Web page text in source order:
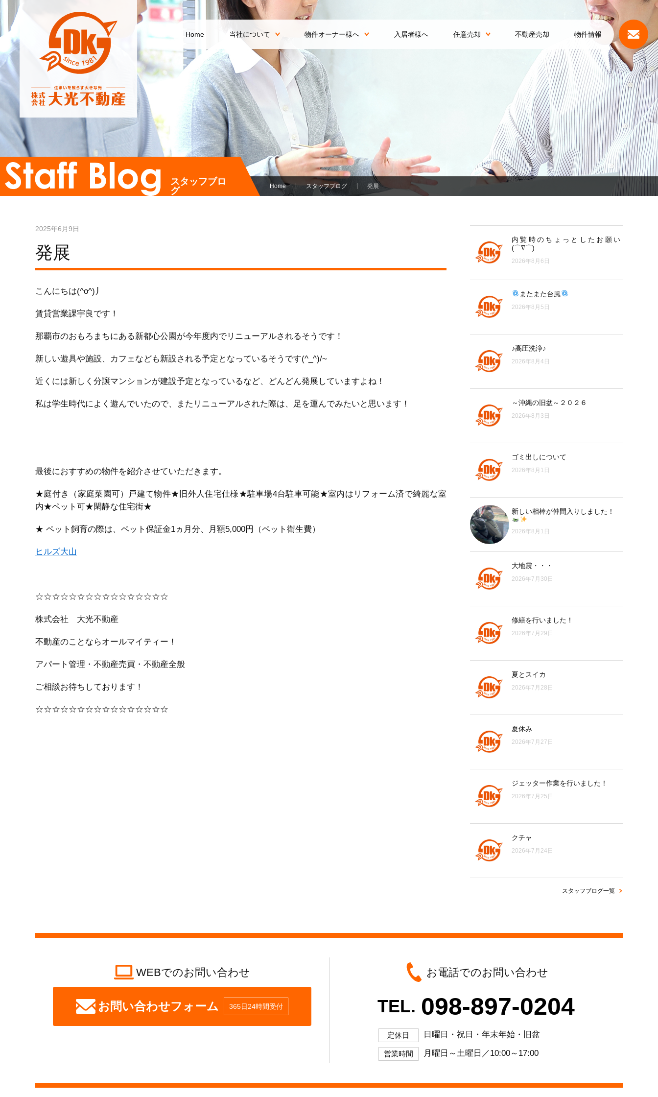
Home 当社について 物件オーナー様へ 入居者様へ 任意売却 不動産売却 物件情報
スタッフブロ
グ
Home スタッフブログ 発展
2025年6月9日
発展
こんにちは(^o^)丿
賃貸営業課宇良です！
那覇市のおもろまちにある新都心公園が今年度内でリニューアルされるそうです！
新しい遊具や施設、カフェなども新設される予定となっているそうです(^_^)/~
近くには新しく分譲マンションが建設予定となっているなど、どんどん発展していますよね！
私は学生時代によく遊んでいたので、またリニューアルされた際は、足を運んでみたいと思います！
最後におすすめの物件を紹介させていただきます。
★庭付き（家庭菜園可）戸建て物件★旧外人住宅仕様★駐車場4台駐車可能★室内はリフォーム済で綺麗な室
内★ペット可★閑静な住宅街★
★ ペット飼育の際は、ペット保証金1ヵ月分、月額5,000円（ペット衛生費）
ヒルズ大山
☆☆☆☆☆☆☆☆☆☆☆☆☆☆☆☆
株式会社 大光不動産
不動産のことならオールマイティー！
アパート管理・不動産売買・不動産全般
ご相談お待ちしております！
☆☆☆☆☆☆☆☆☆☆☆☆☆☆☆☆
内覧時のちょっとしたお願い
(⌒∇⌒)
2026年8月6日
またまた台風
2026年8月5日
♪高圧洗浄♪
2026年8月4日
～沖縄の旧盆～２０２６
2026年8月3日
ゴミ出しについて
2026年8月1日
新しい相棒が仲間入りしました！
2026年8月1日
大地震・・・
2026年7月30日
修繕を行いました！
2026年7月29日
夏とスイカ
2026年7月28日
夏休み
2026年7月27日
ジェッター作業を行いました！
2026年7月25日
クチャ
2026年7月24日
スタッフブログ一覧
WEBでのお問い合わせ
お問い合わせフォーム 365日24時間受付
お電話でのお問い合わせ
TEL. 098-897-0204
定休日 日曜日・祝日・年末年始・旧盆
営業時間 月曜日～土曜日／10:00～17:00